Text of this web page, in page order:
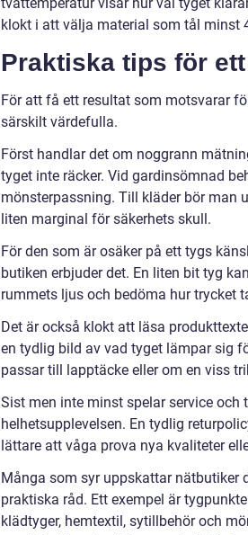
tvättemperatur visar hur väl tyget
klokt i att välja material som tål minst
Praktiska tips för
För att få ett resultat som motsvarar
särskilt värdefulla.
Först handlar det om noggrann
tyget inte räcker. Vid gardinsömnad
mönsterpassning. Till kläder bör man
liten marginal för säkerhets skull.
För den som är osäker på ett tygs
butiken erbjuder det. En liten bit tyg
rummets ljus och bedöma hur trycket
Det är också klokt att läsa
en tydlig bild av vad tyget lämpar sig
passar till lapptäcke eller om en viss
Sist men inte minst spelar service
helhetsupplevelsen. En tydlig
lättare att våga prova nya kvaliteter
Många som syr uppskattar nätbutiker
praktiska råd. Ett exempel är
klädtyger, hemtextil, sytillbehör och